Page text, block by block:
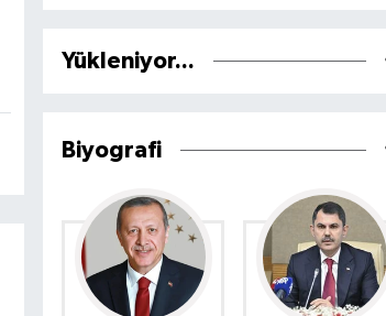
Yükleniyor...
Biyografi